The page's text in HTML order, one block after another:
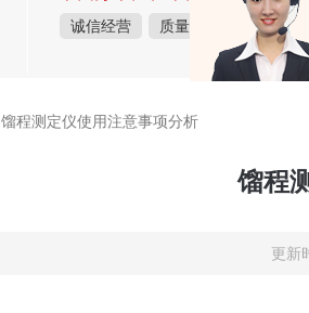
诚信经营 质量保障 价格实惠
馏程测定仪使用注意事项分析
馏程
更新